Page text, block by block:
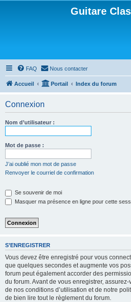
Guitare
FAQ Nous contacter
Accueil Portail Index du forum
Connexion
Nom d’utilisateur :
Mot de passe :
J’ai oublié mon mot de passe
Renvoyer le courriel de confirmation
Se souvenir de moi
Masquer ma présence en ligne pour cette
S’ENREGISTRER
Vous devez être enregistré pour vous
que quelques secondes et augmente vos
forum peut également accorder des
du forum. Avant de vous enregistrer,
de nos conditions d’utilisation et de notre
de bien lire tout le règlement du forum.